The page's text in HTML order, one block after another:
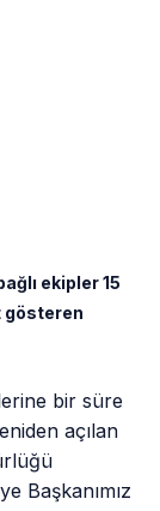
ekipler 15
gösteren
bir süre
açılan
Başkanımız